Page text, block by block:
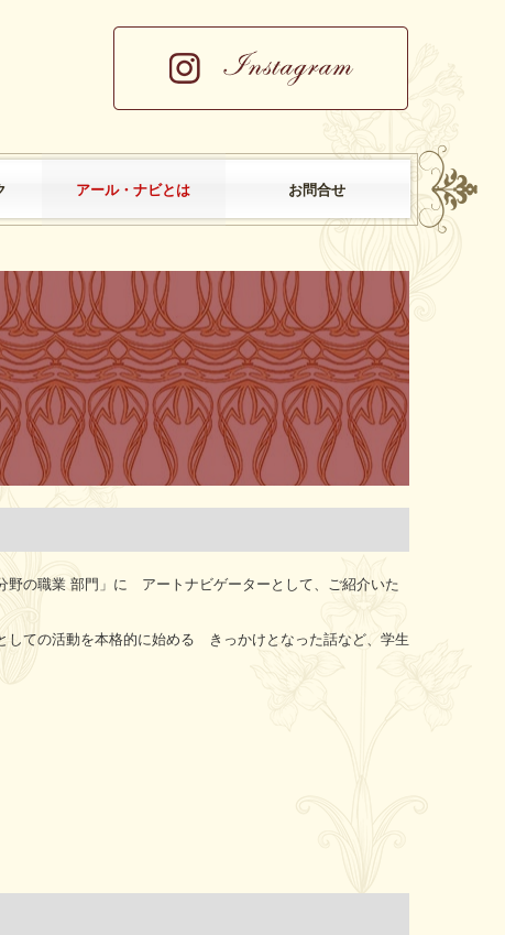
アール・ナビとは お問合せ
野の職業 部門」に アートナビゲーターとして、ご紹介いた
しての活動を本格的に始める きっかけとなった話など、学生